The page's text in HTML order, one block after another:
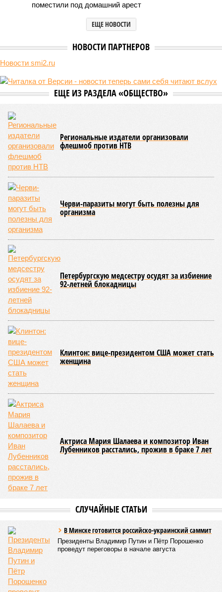
поместили под домашний арест
ЕЩЕ НОВОСТИ
НОВОСТИ ПАРТНЕРОВ
Новости smi2.ru
ЕЩЕ ИЗ РАЗДЕЛА «ОБЩЕСТВО»
Региональные издатели организовали
флешмоб против НТВ
Черви-паразиты могут быть полезны для
организма
Петербургскую медсестру осудят за избиение
92-летней блокадницы
Клинтон: вице-президентом США может стать
женщина
Актриса Мария Шалаева и композитор Иван
Лубенников расстались, прожив в браке 7 лет
СЛУЧАЙНЫЕ СТАТЬИ
В Минске готовится российско-украинский саммит
Президенты Владимир Путин и Пётр Порошенко
проведут переговоры в начале августа